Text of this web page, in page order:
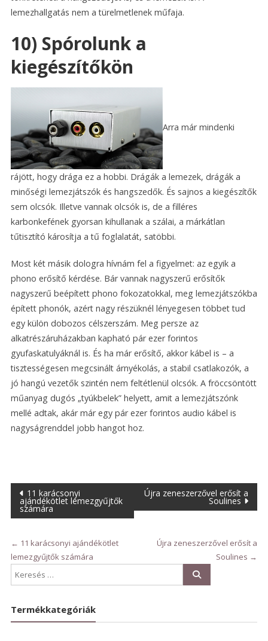
lemezhallgatás nem a türelmetlenek műfaja.
10) Spórolunk a
kiegészítőkön
Arra már mindenki
rájött, hogy drága ez a hobbi. Drágák a lemezek, drágák a
minőségi lemezjátszók és hangszedők. És sajnos a kiegészítők
sem olcsók. Illetve vannak olcsók is, de a filléres
karbonkefének gyorsan kihullanak a szálai, a márkátlan
tűtisztító károsítja a tű foglalatát, satöbbi.
Most két másik dologra hívnám fel a figyelmet: az egyik a
phono erősítő kérdése. Bár vannak nagyszerű erősítők
nagyszerű beépített phono fokozatokkal, meg lemezjátszókba
épített phonók, azért nagy részüknél lényegesen többet tud
egy külön dobozos célszerszám. Meg persze az
alkatrészáruházakban kapható pár ezer forintos
gyufaskatulyáknál is. És ha már erősítő, akkor kábel is – a
tisztességesen megcsinált árnyékolás, a stabil csatlakozók, a
jó hangú vezetők szintén nem feltétlenül olcsók. A fröccsöntött
műanyag dugós „tyúkbelek” helyett, amit a lemezjátszónk
mellé adtak, akár már egy pár ezer forintos audio kábel is
nagyságrenddel jobb hangot hoz.
Bejegyzés
navigáció
11 karácsonyi
ajándékötlet lemezgyűjtők
számára
Újra zeneszerzővel erősít a
Soulines
← 11 karácsonyi ajándékötlet
lemezgyűjtők számára
Újra zeneszerzővel erősít a
Soulines →
Termékkategóriák